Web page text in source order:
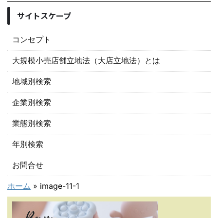
サイトスケープ
コンセプト
大規模小売店舗立地法（大店立地法）とは
地域別検索
企業別検索
業態別検索
年別検索
お問合せ
ホーム » image-11-1